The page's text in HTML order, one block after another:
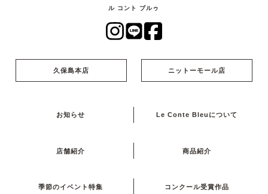
ル コント ブルゥ
久保島本店 ニットーモール店
お知らせ Le Conte Bleuについて
店舗紹介 商品紹介
季節のイベント特集 コンクール受賞作品